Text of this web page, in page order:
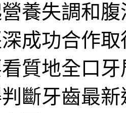
養失調和腹
成功合作取
質地全口牙
斷牙齒最